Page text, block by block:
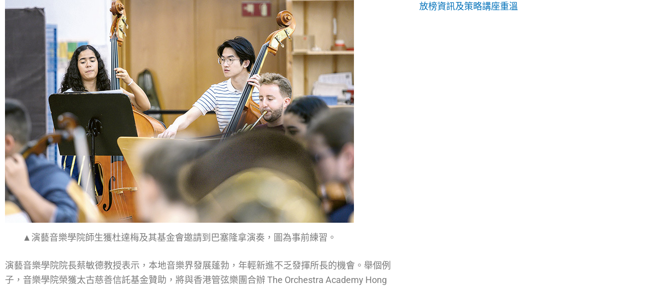
▲演藝音樂學院師生獲杜達梅及其基金會邀請到巴塞隆拿演奏，圖為事前練習。
演藝音樂學院院長蔡敏德教授表示，本地音樂界發展蓬勃，年輕新進不乏發揮所長的機會。舉個例
子，音樂學院榮獲太古慈善信託基金贊助，將與香港管弦樂團合辦 The Orchestra Academy Hong
放榜資訊及策略講座重溫